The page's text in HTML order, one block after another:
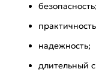
безопасность;
надежность;
длительный